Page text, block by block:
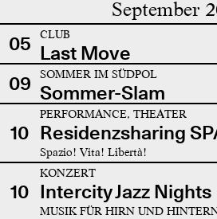
September
05 CLUB
Last Move
09
SOMMER IM SÜDPOL
Sommer-Slam
10
PERFORMANCE, THEATER
Residenzsharing
Spazio! Vita! Libertà!
10
KONZERT
Intercity Jazz Nights
MUSIK FÜR HIRN UND